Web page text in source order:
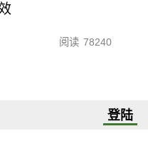
阅读 78240
登陆